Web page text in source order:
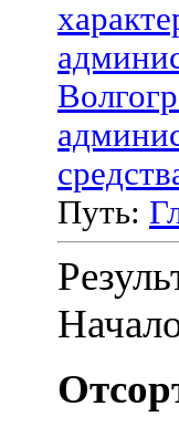
Путь: